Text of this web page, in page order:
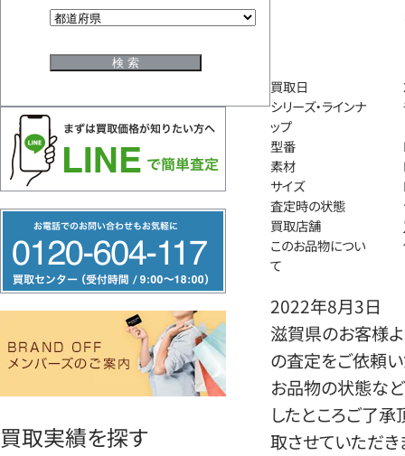
リ
ー
ヤ
買取実績を探す
買取日
シリーズ・ラインナ
ップ
型番
素材
サイズ
査定時の状態
買取店舗
このお品物につい
て
2022年8月3日
滋賀県のお客様よ
の査定をご依頼い
お品物の状態など
したところご了
取させていただき